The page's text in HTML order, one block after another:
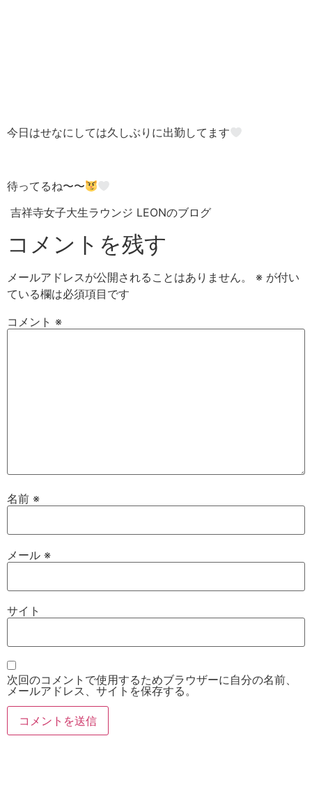
今日はせなにしては久しぶりに出勤してます
待ってるね〜〜
吉祥寺女子大生ラウンジ LEONのブログ
コメントを残す
メールアドレスが公開されることはありません。 ※ が付い
ている欄は必須項目です
コメント ※
名前 ※
メール ※
サイト
次回のコメントで使用するためブラウザーに自分の名前、
メールアドレス、サイトを保存する。